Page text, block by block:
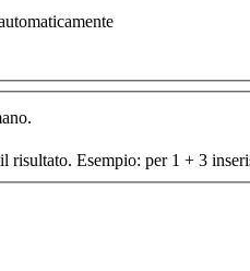
risultato. Esempio: per 1 + 3